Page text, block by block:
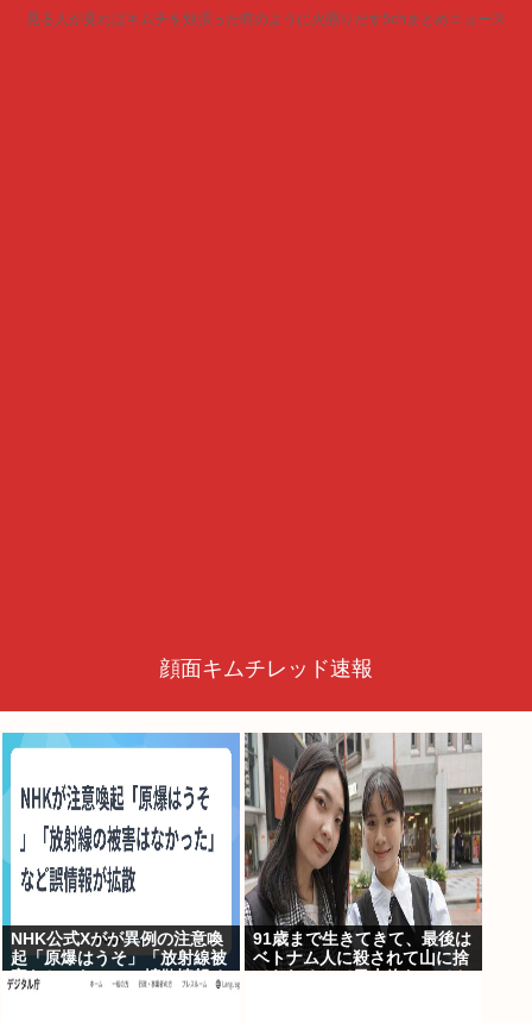
見る人が見ればキムチを頬張った時のように火照りだす5chまとめニュース
顔面キムチレッド速報
NHK公式Xがが異例の注意喚
起「原爆はうそ」「放射線被
害なかった」SNS拡散情報め
91歳まで生きてきて、最後は
ベトナム人に殺されて山に捨